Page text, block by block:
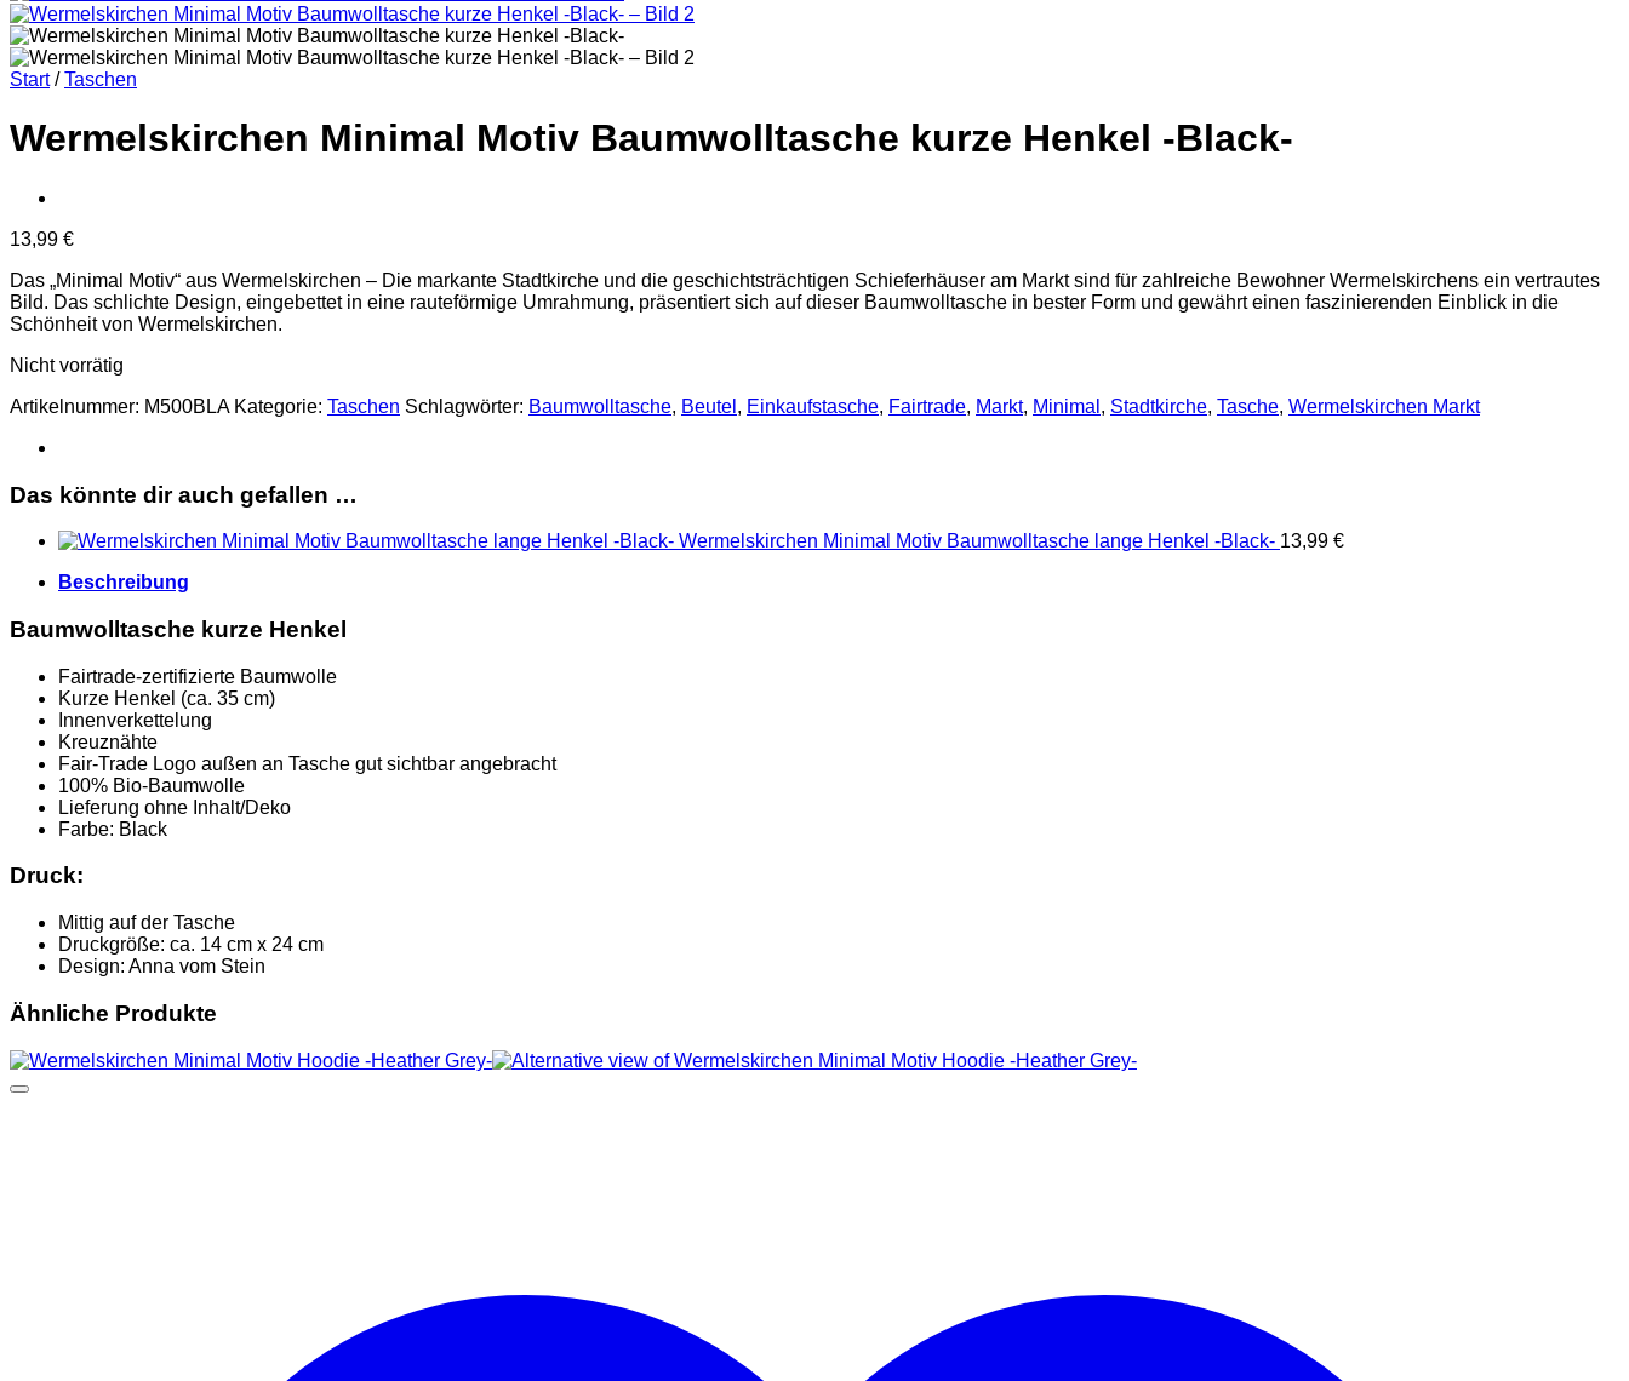
Start / Taschen
Wermelskirchen Minimal Motiv Baumwolltasche kurze Henkel -Black-
13,99 €
Das „Minimal Motiv“ aus Wermelskirchen – Die markante Stadtkirche und die geschichtsträchtigen Schieferhäuser am Markt sind für zahlreiche Bewohner Wermelskirchens ein vertrautes
Bild. Das schlichte Design, eingebettet in eine rauteförmige Umrahmung, präsentiert sich auf dieser Baumwolltasche in bester Form und gewährt einen faszinierenden Einblick in die
Schönheit von Wermelskirchen.
Nicht vorrätig
Artikelnummer: M500BLA Kategorie: Taschen Schlagwörter: Baumwolltasche, Beutel , Einkaufstasche, Fairtrade, Markt, Minimal , Stadtkirche, Tasche, Wermelskirchen Markt
Das könnte dir auch gefallen …
Wermelskirchen Minimal Motiv Baumwolltasche lange Henkel -Black- 13,99 €
Beschreibung
Baumwolltasche kurze Henkel
Fairtrade-zertifizierte Baumwolle
Kurze Henkel (ca. 35 cm)
Innenverkettelung
Kreuznähte
Fair-Trade Logo außen an Tasche gut sichtbar angebracht
100% Bio-Baumwolle
Lieferung ohne Inhalt/Deko
Farbe: Black
Druck:
Mittig auf der Tasche
Druckgröße: ca. 14 cm x 24 cm
Design: Anna vom Stein
Ähnliche Produkte